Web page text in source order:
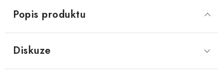
Popis produktu
Diskuze